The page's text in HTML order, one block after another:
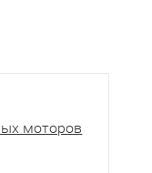
моторов